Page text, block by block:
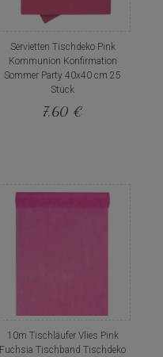
Servietten Tischdeko Pink
Kommunion Konfirmation
Sommer Party 40x40 cm 25
Stück
7,60 €
10m Tischläufer Vlies Pink
Fuchsia Tischband Tischdeko